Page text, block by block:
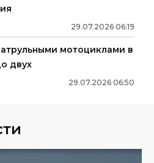
29.07.2026 06:19
мотоциклами в
двух
29.07.2026 06:50